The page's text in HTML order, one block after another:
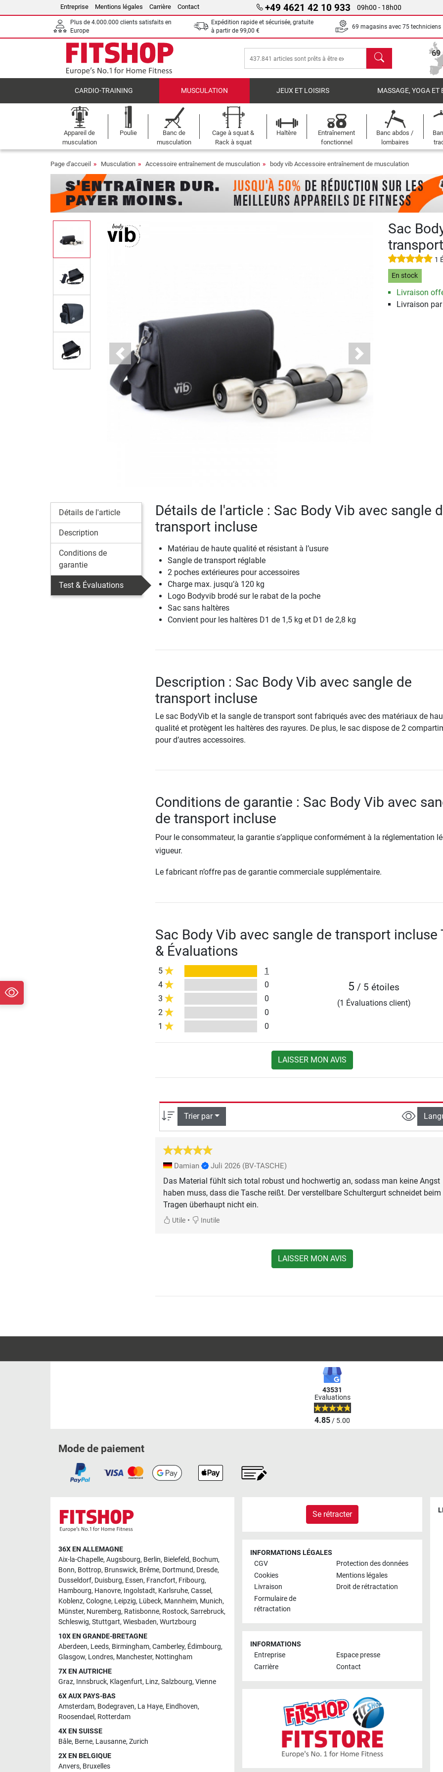
Entreprise Mentions légales Carrière Contact +49 4621 42 10 933 09h00 - 18h00
Plus de 4.000.000 clients satisfaits en
Europe
Expédition rapide et sécurisée, gratuite
à partir de 99,00 €
69 magasins avec 75 techniciens
chercher 69
CARDIO-TRAINING MUSCULATION JEUX ET LOISIRS MASSAGE, YOGA ET
Appareil de
musculation
Poulie
Banc de
musculation
Cage à squat &
Rack à squat
Haltère
Entraînement
fonctionnel
Banc abdos /
lombaires
Page d'accueil Musculation Accessoire entraînement de musculation body vib Accessoire entraînement de musculation
Previous Next
Sac
1
En stock
Livraison
Livraison
Détails de l'article
Description
Conditions de
garantie
Test & Évaluations
Détails de l'article : Sac Body Vib avec sangle
transport incluse
Matériau de haute qualité et résistant à l’usure
Sangle de transport réglable
2 poches extérieures pour accessoires
Charge max. jusqu’à 120 kg
Logo Bodyvib brodé sur le rabat de la poche
Sac sans haltères
Convient pour les haltères D1 de 1,5 kg et D1 de 2,8 kg
Description : Sac Body Vib avec sangle de
transport incluse
Le sac BodyVib et la sangle de transport sont fabriqués avec des matériaux de
qualité et protègent les haltères des rayures. De plus, le sac dispose de 2
pour d’autres accessoires.
Conditions de garantie : Sac Body Vib avec
de transport incluse
Pour le consommateur, la garantie s’applique conformément à la réglementation
vigueur.
Le fabricant n’offre pas de garantie commerciale supplémentaire.
Sac Body Vib avec sangle de transport incluse
& Évaluations
5
1
4
0
3
0
2
0
1
0
5 / 5 étoiles
(1 Évaluations client)
LAISSER MON AVIS
Trier par
Damian Juli 2026 (BV-TASCHE)
Das Material fühlt sich total robust und hochwertig an, sodass man keine Angst
haben muss, dass die Tasche reißt. Der verstellbare Schultergurt schneidet beim
Tragen überhaupt nicht ein.
Utile• Inutile
LAISSER MON AVIS
43531
Evaluations
4.85/ 5.00
Mode de paiement
36X EN ALLEMAGNE
Aix-la-Chapelle, Augsbourg, Berlin, Bielefeld, Bochum,
Bonn, Bottrop, Brunswick, Brême, Dortmund, Dresde,
Dusseldorf, Duisburg, Essen, Francfort, Fribourg,
Hambourg, Hanovre, Ingolstadt, Karlsruhe, Cassel,
Koblenz, Cologne, Leipzig, Lübeck, Mannheim, Munich,
Münster, Nuremberg, Ratisbonne, Rostock, Sarrebruck,
Schleswig, Stuttgart, Wiesbaden, Wurtzbourg
10X EN GRANDE-BRETAGNE
Aberdeen, Leeds, Birmingham, Camberley, Édimbourg,
Glasgow, Londres, Manchester, Nottingham
7X EN AUTRICHE
Graz, Innsbruck, Klagenfurt, Linz, Salzbourg, Vienne
6X AUX PAYS-BAS
Amsterdam, Bodegraven, La Haye, Eindhoven,
Roosendael, Rotterdam
4X EN SUISSE
Bâle, Berne, Lausanne, Zurich
2X EN BELGIQUE
Anvers, Bruxelles
Se rétracter
INFORMATIONS LÉGALES
CGV
Protection des données
Cookies
Mentions légales
Livraison
Droit de rétractation
Formulaire de
rétractation
INFORMATIONS
Entreprise
Espace presse
Carrière
Contact